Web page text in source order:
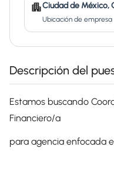
Ciudad de México,
Ubicación de empresa
Descripción del
Estamos buscando
Financiero/a
para agencia enfocada